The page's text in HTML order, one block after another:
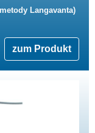
Langavanta)
zum Produkt